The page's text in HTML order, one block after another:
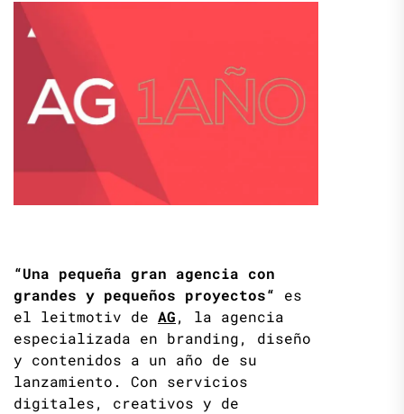
“Una pequeña gran agencia con
grandes y pequeños proyectos“ es
el leitmotiv de AG, la agencia
especializada en branding, diseño
y contenidos a un año de su
lanzamiento. Con servicios
digitales, creativos y de